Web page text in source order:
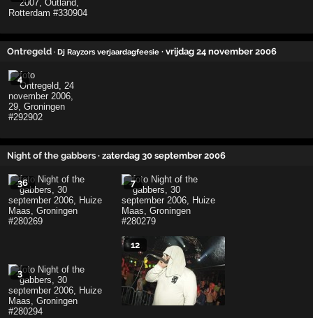
Ontregeld · Dj Rayzors verjaardagfeesie · vrijdag 24 november 2006
4
Night of the gabbers · zaterdag 30 september 2006
36 7
3
12